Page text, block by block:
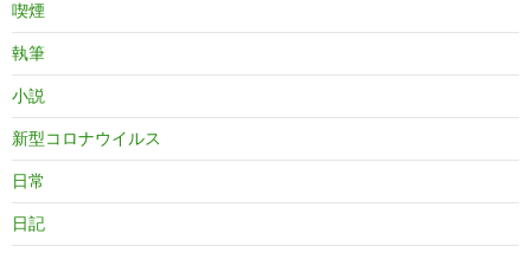
喫煙
執筆
小説
新型コロナウイルス
日常
日記